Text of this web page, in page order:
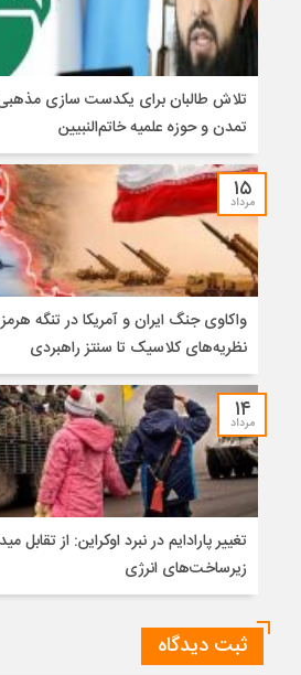
تلاش طالبان برای یکدست سازی
تمدن و حوزه علمیه خاتم‌النبیین
۱۵
مرداد
نظریه‌های کلاسیک تا سنتز راهبردی
۱۴
مرداد
تغییر پارادایم در نبرد اوکراین: از تقابل
زیرساخت‌های انرژی
ثبت دیدگاه